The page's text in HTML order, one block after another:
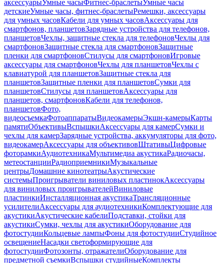
аксессуарыУмные часыФитнес-браслетыУмные часы
детскиеУмные часы, фитнес-браслетыРемешки, аксессуары
для умных часовКабели для умных часовАксессуары для
смартфонов, планшетовЗарядные устройства для телефонов,
планшетовЧехлы, защитные стекла для телефоновЧехлы для
смартфоновЗащитные стекла для смартфоновЗащитные
пленки для смартфоновСтилусы для смартфоновИгровые
аксессуары для смартфоновЧехлы для планшетовЧехлы с
клавиатурой для планшетовЗащитные стекла для
планшетовЗащитные пленки для планшетовСумки для
планшетовСтилусы для планшетовАксессуары для
планшетов, смартфоновКабели для телефонов,
планшетовФото,
видеосъемкаФотоаппаратыВидеокамерыЭкшн-камерыКарты
памятиОбъективыВспышкиАксессуары для камерСумки и
чехлы для камерЗарядные устройства, аккумуляторы для фото,
видеокамерАксессуары для объективовШтативыЦифровые
фоторамкиАудиотехникаМультимедиа акустикаРадиочасы,
метеостанцииРадиоприемникиМузыкальные
центрыДомашние кинотеатрыАкустические
системыПроигрыватели виниловых пластинокАксессуары
для виниловых проигрывателейВиниловые
пластинкиИнсталляционная акустикаТрансляционные
усилителиАксессуары для аудиотехникиКомплектующие для
акустикиАкустические кабелиПодставки, стойки для
акустикиСумки, чехлы для акустикиОборудование для
фотостудииКольцевые лампыФоны для фотостудииСтудийное
освещениеНасадки светоформирующие для
фотостудииФотозонты, отражателиОборудование для
предметной съемкиВспышки студийныеКомплекты